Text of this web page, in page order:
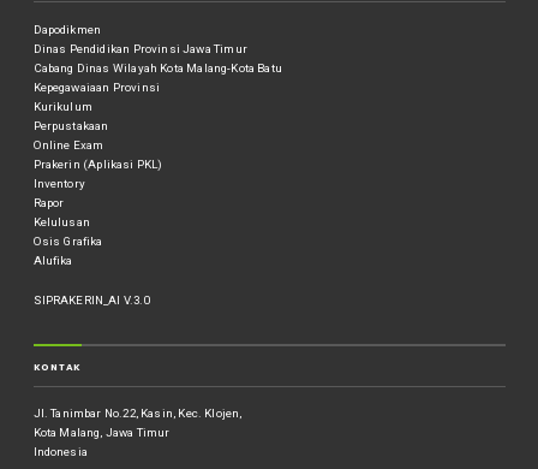
Dapodikmen
Dinas Pendidikan Provinsi Jawa Timur
Cabang Dinas Wilayah Kota Malang-Kota Batu
Kepegawaiaan Provinsi
Kurikulum
Perpustakaan
Online Exam
Prakerin (Aplikasi PKL)
Inventory
Rapor
Kelulusan
Osis Grafika
Alufika
SIPRAKERIN_AI V.3.0
KONTAK
Jl. Tanimbar No.22, Kasin, Kec. Klojen,
Kota Malang, Jawa Timur
Indonesia